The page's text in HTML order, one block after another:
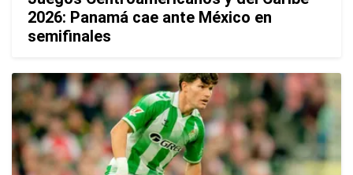
2026: Panamá cae ante México en
semifinales